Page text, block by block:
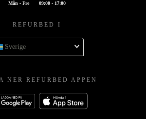
Mån - Fre 09:00 - 17:00
REFURBED I
Sverige
NER REFURBED APPEN